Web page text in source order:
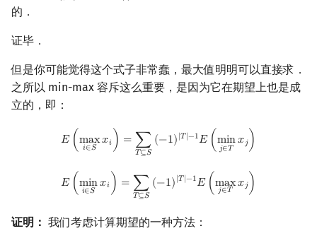
的．
证毕．
但是你可能觉得这个式子非常蠢，最大值明明可以直接求．
之所以 min-max 容斥这么重要，是因为它在期望上也是成
立的，即：
𝐸 ( max
𝑖∈𝑆 𝑥𝑖 ) = ∑
𝑇⊆𝑆
(−1)|𝑇|−1𝐸 ( min
𝑗∈𝑇 𝑥𝑗 )
E( maxi∈S xi T⊆S( 1) |T|−1E(minj∈T xj)
𝐸 ( min
𝑖∈𝑆 𝑥𝑖 ) = ∑
𝑇⊆𝑆
(−1)|𝑇|−1𝐸 ( max
𝑗∈𝑇 𝑥𝑗 )
E( mini xi T⊆S( 1) | T|−1E(max xj)
证明： 我们考虑计算期望的一种方法：